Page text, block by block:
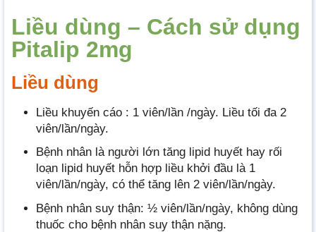
Liều dùng – Cách sử dụng
Pitalip 2mg
Liều dùng
Liều khuyến cáo : 1 viên/lần /ngày. Liều tối đa 2
viên/lần/ngày.
Bệnh nhân là người lớn tăng lipid huyết hay rối
loạn lipid huyết hỗn hợp liều khởi đầu là 1
viên/lần/ngày, có thể tăng lên 2 viên/lần/ngày.
Bệnh nhân suy thận: ½ viên/lần/ngày, không dùng
thuốc cho bệnh nhân suy thận nặng.